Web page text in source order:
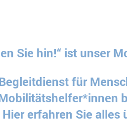
Sie hin!“ ist unser
für
erfahren Sie alles